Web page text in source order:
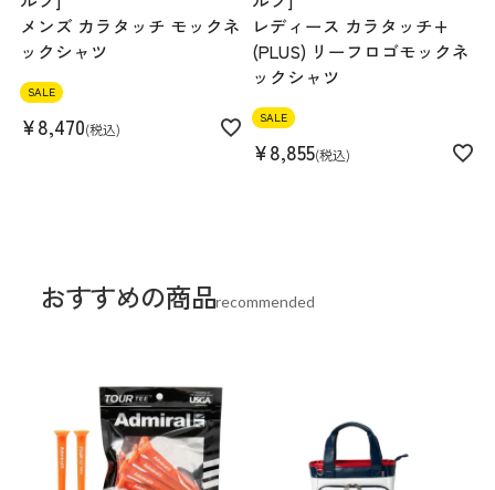
メンズ カラタッチ モックネ
ックシャツ
SALE
¥8,470 税込
レディース カラタッチ+
(PLUS) リーフロゴモックネ
ックシャツ
SALE
¥8,855 税込
おすすめの商品recommended